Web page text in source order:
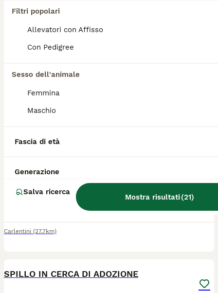
Filtri popolari
Allevatori con Affisso
Con Pedigree
Sesso dell'animale
Femmina
Maschio
Fascia di età
Generazione
Salva ricerca
Mostra risultati(21)
BALÙ CERCA FAMIGLIA
Meticcio
RUDY IN CERCA DI ADOZIONE
Sono un cucciolo in cerca di adozione,non sono in vendita,futura taglia media contenuta. Amo stare in compagnia di persone e ad altri cani. Sono molto vivace,giocherellone,simpatico,curioso,allegro e socievole. Mi piace molto correre in spazi aperti e giocare,ho tanto da esplorare e imparare tante cose a me nuove. Cerco una famiglia che mi dia tante coccole e mi accolga con tanto amore che sia per sempre! Cerca casa in contesto sicuro è adatto alle sue esigenze-Adozione consapevole con disponibilità a visite pre-affido,iter sanitario completo.
Carlentini (27.7km)
SPILLO IN CERCA DI ADOZIONE